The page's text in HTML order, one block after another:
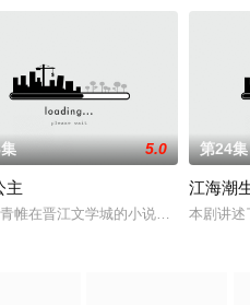
反诈规格：15分钟X24集拍摄地点
5.0
主
帷在晋江文学城的小说《平阳公主》
第24集
江海潮
本剧讲述